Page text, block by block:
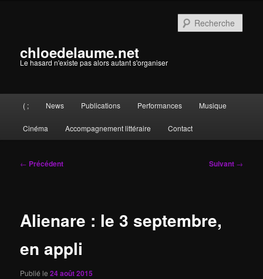
chloedelaume.net
Le hasard n'existe pas alors autant s'organiser
principal
( ; News Publications Performances Musique
Cinéma Accompagnement littéraire Contact
Navigation
← Précédent Suivant →
Alienare : le 3 septembre,
en appli
Publié le24 août 2015